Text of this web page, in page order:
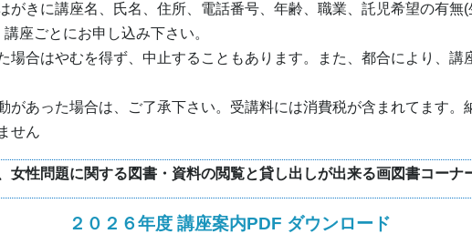
がきに講座名、氏名、住所、電話番号、年齢、職業、託児希望の有無
座ごとにお申し込み下さい。
場合はやむを得ず、中止することもあります。また、都合により、講
があった場合は、ご了承下さい。受講料には消費税が含まれてます。
せん
女性問題に関する図書・資料の閲覧と貸し出しが出来る画図書コー
２０２６年度 講座案内PDF ダウンロード